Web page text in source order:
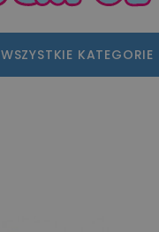
WSZYSTKIE KATEGORIE